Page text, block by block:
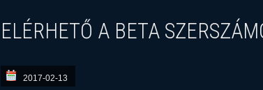
ELÉRHETŐ A BETA
2017-02-13